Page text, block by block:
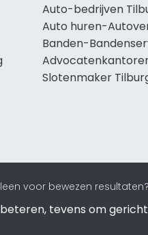
Auto-bedrijven
Auto huren-
Banden-
Slotenmaker
voor bewezen resultaten?
tevens om